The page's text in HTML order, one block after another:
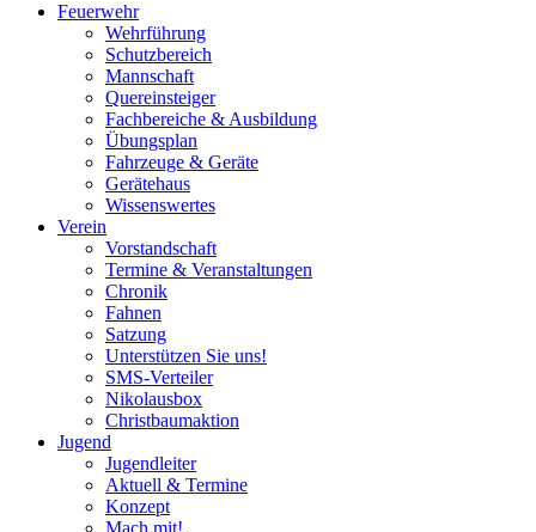
Feuerwehr
Wehrführung
Schutzbereich
Mannschaft
Quereinsteiger
Fachbereiche & Ausbildung
Übungsplan
Fahrzeuge & Geräte
Gerätehaus
Wissenswertes
Verein
Vorstandschaft
Termine & Veranstaltungen
Chronik
Fahnen
Satzung
Unterstützen Sie uns!
SMS-Verteiler
Nikolausbox
Christbaumaktion
Jugend
Jugendleiter
Aktuell & Termine
Konzept
Mach mit!